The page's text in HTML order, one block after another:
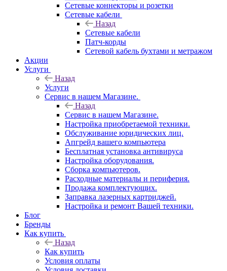
Сетевые коннекторы и розетки
Сетевые кабели
Назад
Сетевые кабели
Патч-корды
Сетевой кабель бухтами и метражом
Акции
Услуги
Назад
Услуги
Сервис в нашем Магазине.
Назад
Сервис в нашем Магазине.
Настройка приобретаемой техники.
Обслуживание юридических лиц.
Апгрейд вашего компьютера
Бесплатная установка антивируса
Настройка оборудования.
Сборка компьютеров.
Расходные материалы и периферия.
Продажа комплектующих.
Заправка лазерных картриджей.
Настройка и ремонт Вашей техники.
Блог
Бренды
Как купить
Назад
Как купить
Условия оплаты